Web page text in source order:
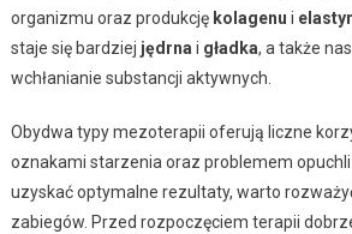
organizmu oraz produkcję kolagenu i
staje się bardziej jędrnai gładka, a także
wchłanianie substancji aktywnych.
Obydwa typy mezoterapii oferują liczne
oznakami starzenia oraz problemem
uzyskać optymalne rezultaty, warto
zabiegów. Przed rozpoczęciem terapii